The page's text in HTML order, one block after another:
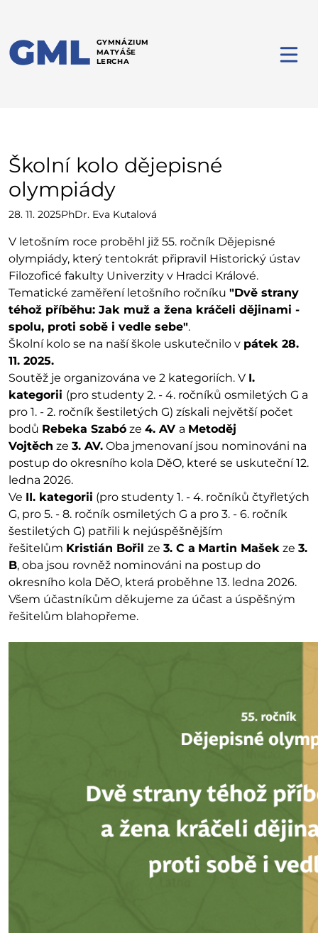
GML GYMNÁZIUM
MATYÁŠE
LERCHA
Školní kolo dějepisné
olympiády
28. 11. 2025PhDr. Eva Kutalová
V letošním roce proběhl již 55. ročník Dějepisné
olympiády, který tentokrát připravil Historický ústav
Filozoficé fakulty Univerzity v Hradci Králové.
Tematické zaměření letošního ročníku "Dvě strany
téhož příběhu: Jak muž a žena kráčeli dějinami -
spolu, proti sobě i vedle sebe".
Školní kolo se na naší škole uskutečnilo v pátek 28.
11. 2025.
Soutěž je organizována ve 2 kategoriích. V I.
kategorii (pro studenty 2. - 4. ročníků osmiletých G a
pro 1. - 2. ročník šestiletých G) získali největší počet
bodů Rebeka Szabó ze 4. AV a Metoděj
Vojtěch ze 3. AV. Oba jmenovaní jsou nominováni na
postup do okresního kola DěO, které se uskuteční 12.
ledna 2026.
Ve II. kategorii (pro studenty 1. - 4. ročníků čtyřletých
G, pro 5. - 8. ročník osmiletých G a pro 3. - 6. ročník
šestiletých G) patřili k nejúspěšnějším
řešitelům Kristián Bořil ze 3. C a Martin Mašek ze 3.
B, oba jsou rovněž nominováni na postup do
okresního kola DěO, která proběhne 13. ledna 2026.
Všem účastníkům děkujeme za účast a úspěšným
řešitelům blahopřeme.